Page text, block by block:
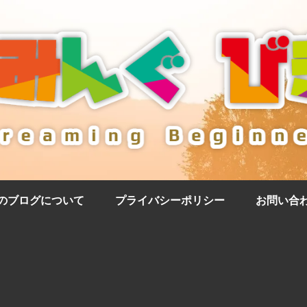
ブログについて プライバシーポリシー お問い合